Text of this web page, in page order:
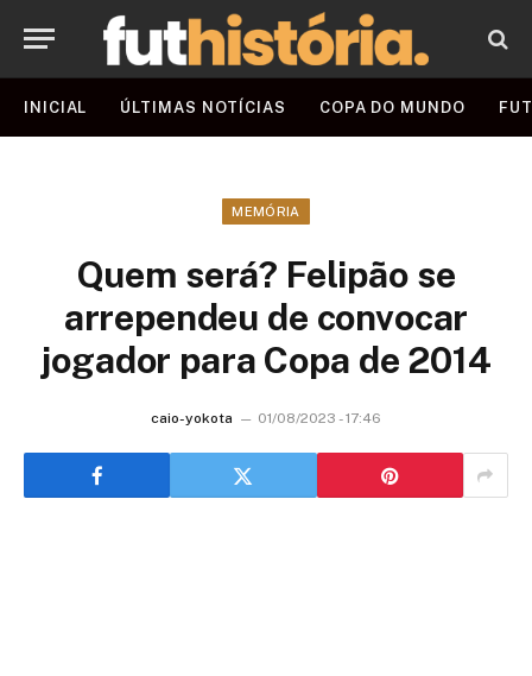
INICIAL ÚLTIMAS NOTÍCIAS COPA DO MUNDO
MEMÓRIA
Quem será? Felipão se
arrependeu de convocar
jogador para Copa de 2014
caio-yokota 01/08/2023 - 17:46